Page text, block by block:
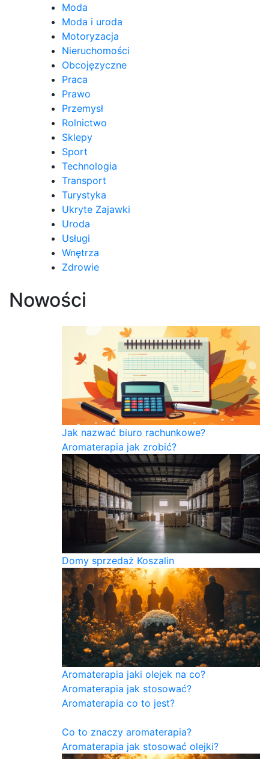
Moda
Moda i uroda
Motoryzacja
Nieruchomości
Obcojęzyczne
Praca
Prawo
Przemysł
Rolnictwo
Sklepy
Sport
Technologia
Transport
Turystyka
Ukryte Zajawki
Uroda
Usługi
Wnętrza
Zdrowie
Nowości
Jak nazwać biuro rachunkowe?
Aromaterapia jak zrobić?
Domy sprzedaż Koszalin
Aromaterapia jaki olejek na co?
Aromaterapia jak stosować?
Aromaterapia co to jest?
Co to znaczy aromaterapia?
Aromaterapia jak stosować olejki?